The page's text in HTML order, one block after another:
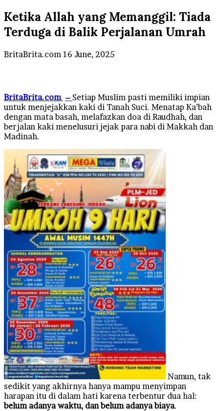
Ketika Allah yang Memanggil: Tiada
Terduga di Balik Perjalanan Umrah
BritaBrita.com Send
16 June, 2025
BritaBrita.com – Setiap Muslim pasti memiliki impian
untuk menjejakkan kaki di Tanah Suci. Menatap Ka’bah
dengan mata basah, melafazkan doa di Raudhah, dan
berjalan kaki menelusuri jejak para nabi di Makkah dan
Madinah.
Namun, tak
sedikit yang akhirnya hanya mampu menyimpan
harapan itu di dalam hati karena terbentur dua hal:
belum adanya waktu, dan belum adanya biaya.